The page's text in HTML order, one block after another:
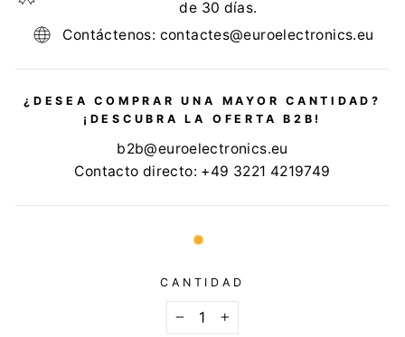
de 30 días.
Contáctenos: contactes@euroelectronics.eu
¿DESEA COMPRAR UNA MAYOR CANTIDAD?
¡DESCUBRA LA OFERTA B2B!
b2b@euroelectronics.eu
Contacto directo: +49 3221 4219749
CANTIDAD
+